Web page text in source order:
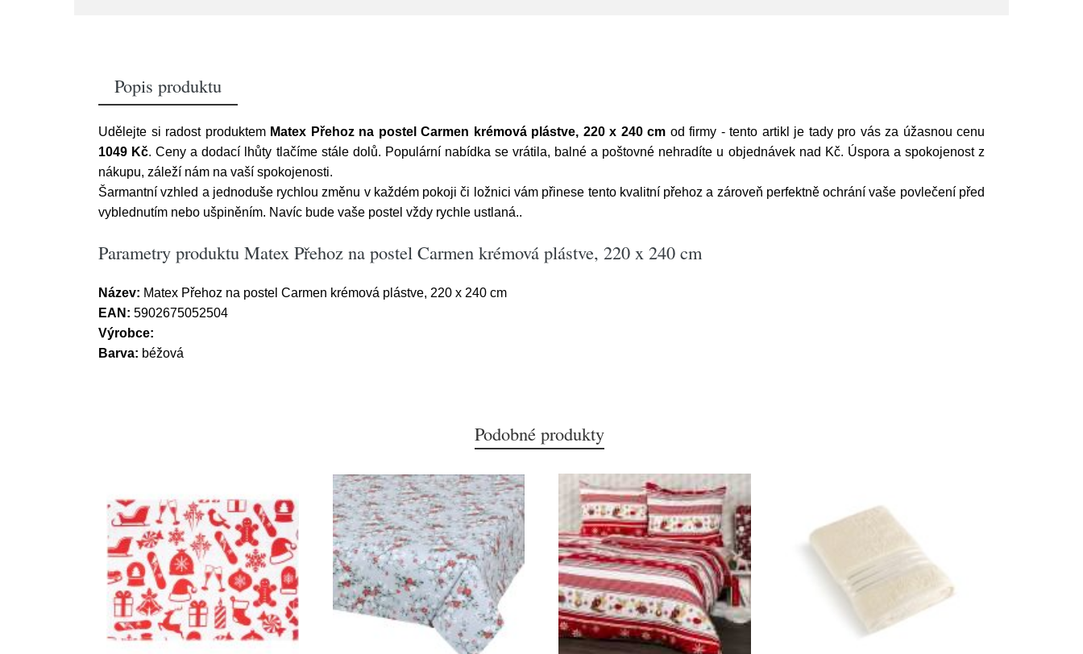
Popis produktu
Udělejte si radost produktem Matex Přehoz na postel Carmen krémová plástve, 220 x 240 cm od firmy - tento artikl je tady pro vás za úžasnou cenu
1049 Kč. Ceny a dodací lhůty tlačíme stále dolů. Populární nabídka se vrátila, balné a poštovné nehradíte u objednávek nad Kč. Úspora a spokojenost z
nákupu, záleží nám na vaší spokojenosti.
Šarmantní vzhled a jednoduše rychlou změnu v každém pokoji či ložnici vám přinese tento kvalitní přehoz a zároveň perfektně ochrání vaše povlečení před
vyblednutím nebo ušpiněním. Navíc bude vaše postel vždy rychle ustlaná..
Parametry produktu Matex Přehoz na postel Carmen krémová plástve, 220 x 240 cm
Název: Matex Přehoz na postel Carmen krémová plástve, 220 x 240 cm
EAN: 5902675052504
Výrobce:
Barva: béžová
Podobné produkty